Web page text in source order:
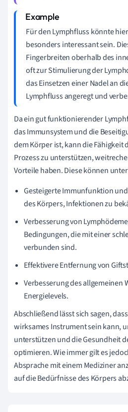
Für den Lymphfluss könnte
besonders interessant sein.
Fingerbreiten oberhalb des
oft zur Stimulierung der
das Einsetzen einer Nadel an
Lymphfluss angeregt und
Da ein gut funktionierender
das Immunsystem und die
dem Körper ist, kann die Fähigkeit
Prozess zu unterstützen,
Vorteile haben. Diese können
Gesteigerte Immunfunktion
des Körpers, Infektionen zu
Verbesserung von
Bedingungen, die mit einer
verbunden sind.
Effektivere Entfernung von
Verbesserung des allgemeinen
Energielevels.
Abschließend lässt sich sagen,
wirksames Instrument sein kann,
unterstützen und die Gesundheit
optimieren. Wie immer gilt es
Absprache mit einem Mediziner
auf die Bedürfnisse des Körpers